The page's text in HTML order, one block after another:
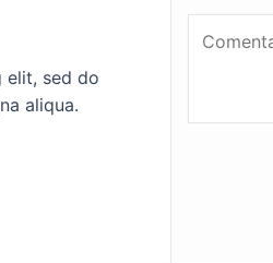
elit, sed do
aliqua.